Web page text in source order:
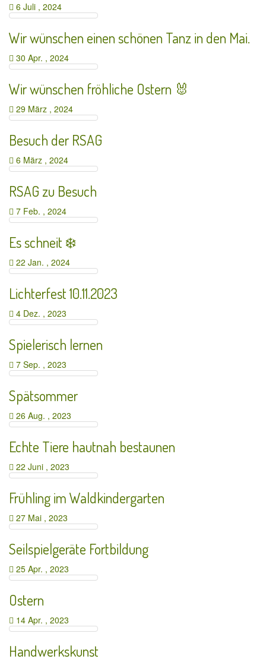
6 Juli , 2024
Wir wünschen einen schönen Tanz in den Mai.
30 Apr. , 2024
Wir wünschen fröhliche Ostern 🐰
29 März , 2024
Besuch der RSAG
6 März , 2024
RSAG zu Besuch
7 Feb. , 2024
Es schneit ❄️
22 Jan. , 2024
Lichterfest 10.11.2023
4 Dez. , 2023
Spielerisch lernen
7 Sep. , 2023
Spätsommer
26 Aug. , 2023
Echte Tiere hautnah bestaunen
22 Juni , 2023
Frühling im Waldkindergarten
27 Mai , 2023
Seilspielgeräte Fortbildung
25 Apr. , 2023
Ostern
14 Apr. , 2023
Handwerkskunst